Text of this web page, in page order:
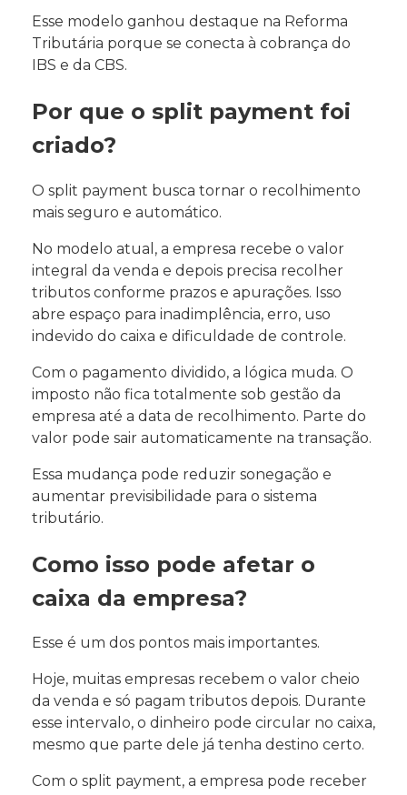
Esse modelo ganhou destaque na Reforma
Tributária porque se conecta à cobrança do
IBS e da CBS.
Por que o split payment foi
criado?
O split payment busca tornar o recolhimento
mais seguro e automático.
No modelo atual, a empresa recebe o valor
integral da venda e depois precisa recolher
tributos conforme prazos e apurações. Isso
abre espaço para inadimplência, erro, uso
indevido do caixa e dificuldade de controle.
Com o pagamento dividido, a lógica muda. O
imposto não fica totalmente sob gestão da
empresa até a data de recolhimento. Parte do
valor pode sair automaticamente na transação.
Essa mudança pode reduzir sonegação e
aumentar previsibilidade para o sistema
tributário.
Como isso pode afetar o
caixa da empresa?
Esse é um dos pontos mais importantes.
Hoje, muitas empresas recebem o valor cheio
da venda e só pagam tributos depois. Durante
esse intervalo, o dinheiro pode circular no caixa,
mesmo que parte dele já tenha destino certo.
Com o split payment, a empresa pode receber